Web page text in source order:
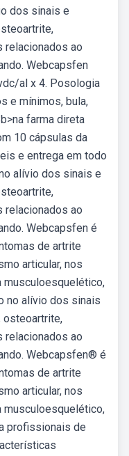
dos sinais e
relacionados ao
Webcapsfen
al x 4. Posologia
e mínimos, bula,
farma direta
10 cápsulas da
e entrega em todo
alívio dos sinais e
relacionados ao
Webcapsfen é
de artrite
articular, nos
musculoesquelético,
no alívio dos sinais
osteoartrite,
relacionados ao
Webcapsfen® é
de artrite
articular, nos
musculoesquelético,
profissionais de